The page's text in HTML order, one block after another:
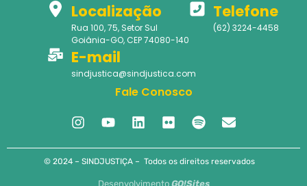
Localização
Rua 100, 75, Setor Sul
Goiânia-GO, CEP 74080-140
Telefone
(62) 3224-4458
E-mail
sindjustica@sindjustica.com
Fale Conosco
© 2024 – SINDJUSTIÇA – Todos os direitos reservados
Desenvolvimento GO!Sites